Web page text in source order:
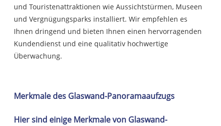
und Touristenattraktionen wie Aussichtstürmen, Museen
und Vergnügungsparks installiert. Wir empfehlen es
Ihnen dringend und bieten Ihnen einen hervorragenden
Kundendienst und eine qualitativ hochwertige
Überwachung.
Merkmale des Glaswand-Panoramaaufzugs
Hier sind einige Merkmale von Glaswand-